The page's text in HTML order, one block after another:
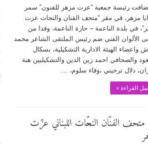
رئيسة جمعية “عزت مزهر للفنون” سمر
مزهر، في مقر “متحف الفنان والنحات عزت
في بلدة الناعمة – حارة الناعمة، وفدا من
الألوان الفني ضم رئيس الملتقى الشاعر محمد
واعضاء الهيئة الادارية التشكيلية، بسكال
والصحافي احمد زين الدين والتشكيليين هبة
دلال ترحيني ،وفاء سلوم، …
القراءة »
الفنّان النحّات اللبناني عزّت